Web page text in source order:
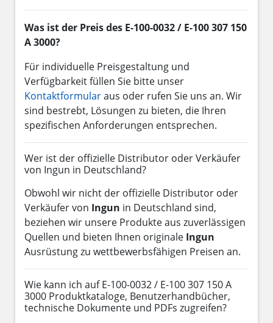
Was ist der Preis des E-100-0032 / E-100 307 150
A 3000?
Für individuelle Preisgestaltung und
Verfügbarkeit füllen Sie bitte unser
Kontaktformularaus oder rufen Sie uns an. Wir
sind bestrebt, Lösungen zu bieten, die Ihren
spezifischen Anforderungen entsprechen.
Wer ist der offizielle Distributor oder Verkäufer
von Ingun in Deutschland?
Obwohl wir nicht der offizielle Distributor oder
Verkäufer von Ingun in Deutschland sind,
beziehen wir unsere Produkte aus zuverlässigen
Quellen und bieten Ihnen originale Ingun
Ausrüstung zu wettbewerbsfähigen Preisen an.
Wie kann ich auf E-100-0032 / E-100 307 150 A
3000 Produktkataloge, Benutzerhandbücher,
technische Dokumente und PDFs zugreifen?